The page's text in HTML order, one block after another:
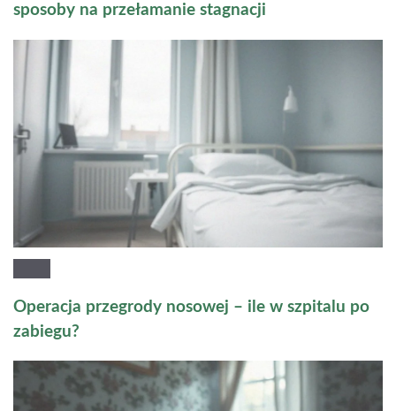
sposoby na przełamanie stagnacji
Operacja przegrody nosowej – ile w szpitalu po
zabiegu?